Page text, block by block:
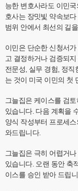
능한 변호사라도 이민
호사는 장밋빛 약속보
범위 안에서 최선의 길
이민은 단순한 신청서
고 결정하거나 검증되
전문성, 실무 경험, 정
는 것이 미국 이민의 첫
그늘집은 케이스를 검
있습니다. 다음 계획을
양식 작성부터 프로세
와드립니다.
그늘집은 극히 어렵거
있습니다. 오랜 동안 축
이스를 승인 받아 드립